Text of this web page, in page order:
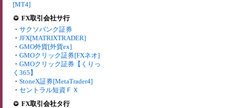
[MT4]
FX取引会社サ行
・ サクソバンク証券
・ JFX[MATRIXTRADER]
・ GMO外貨[外貨ex]
・ GMOクリック証券[FXネオ]
・ GMOクリック証券【くりっ
く365】
・ StoneX証券[MetaTrader4]
・ セントラル短資ＦＸ
FX取引会社タ行